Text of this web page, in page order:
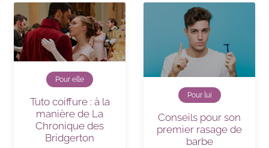
Pour elle
Tuto coiffure : à la
manière de La
Chronique des
Bridgerton
Pour lui
Conseils pour son
premier rasage de
barbe